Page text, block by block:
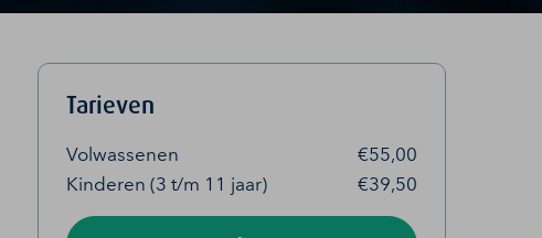
Tarieven
Volwassenen
€55,00
Kinderen (3 t/m 11 jaar)
€39,50